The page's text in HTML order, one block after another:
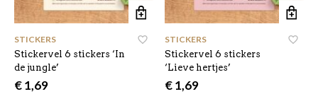
STICKERS
Stickervel 6 stickers ‘In
de jungle’
€1,69
STICKERS
Stickervel 6 stickers
‘Lieve hertjes’
€1,69